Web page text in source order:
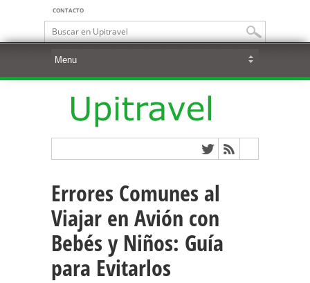
CONTACTO
Errores Comunes al
Viajar en Avión con
Bebés y Niños: Guía
para Evitarlos